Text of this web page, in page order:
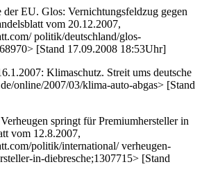
der EU. Glos: Vernichtungsfeldzug gegen
vom 20.12.2007,
politik/deutschland/glos-
[Stand 17.09.2008 18:53Uhr]
Klimaschutz. Streit ums deutsche
online/2007/03/klima-auto-abgas> [Stand
springt für Premiumhersteller in
vom 12.8.2007,
politik/international/ verheugen-
in-diebresche;1307715> [Stand